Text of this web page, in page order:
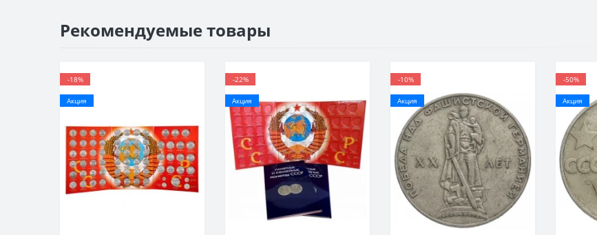
Рекомендуемые товары
-18%
Акция
-22%
Акция
-10%
Акция
-50%
Акция